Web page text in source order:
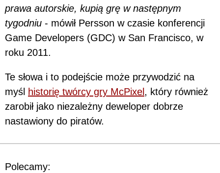
prawa autorskie, kupią grę w następnym
tygodniu - mówił Persson w czasie konferencji
Game Developers (GDC) w San Francisco, w
roku 2011.
Te słowa i to podejście może przywodzić na
myśl historię twórcy gry McPixel , który również
zarobił jako niezależny deweloper dobrze
nastawiony do piratów.
Polecamy: